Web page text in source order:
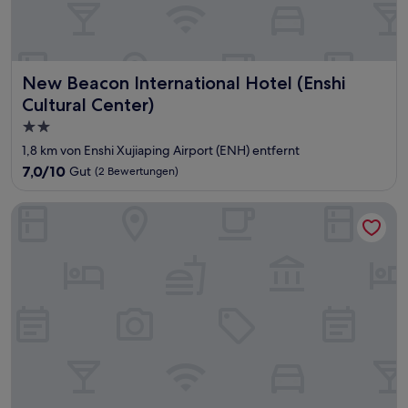
New Beacon International Hotel (Enshi
Cultural Center)
New Beacon International Hotel (Enshi Cultural Center)
2.0-
Sterne-
Unterkunft
1,8 km von Enshi Xujiaping Airport (ENH) entfernt
7.0
10,
7,0/10 Gut (2 Bewertungen)